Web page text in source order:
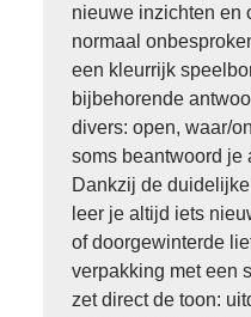
nieuwe inzichten en
normaal
een kleurrijk
bijbehorende
divers: open, waar/
soms beantwoord je
Dankzij de
leer je altijd iets
of doorgewinterde
verpakking met een
zet direct de toon: